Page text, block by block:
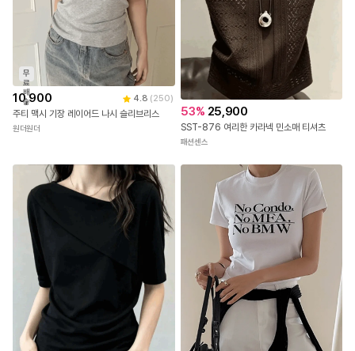
무
료
배
송
10,900 4.8 (250)
주티 맥시 기장 레이어드 나시 슬리브리스
원더원더
53% 25,900
SST-876 여리한 카라넥 민소매 티셔츠
패션센스